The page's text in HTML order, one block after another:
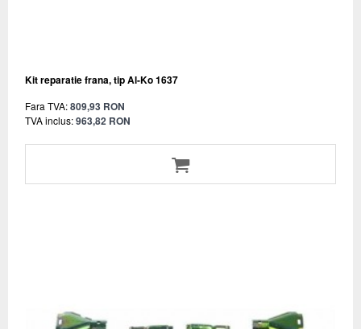
Kit reparatie frana, tip Al-Ko 1637
Fara TVA:809,93 RON
TVA inclus:963,82 RON